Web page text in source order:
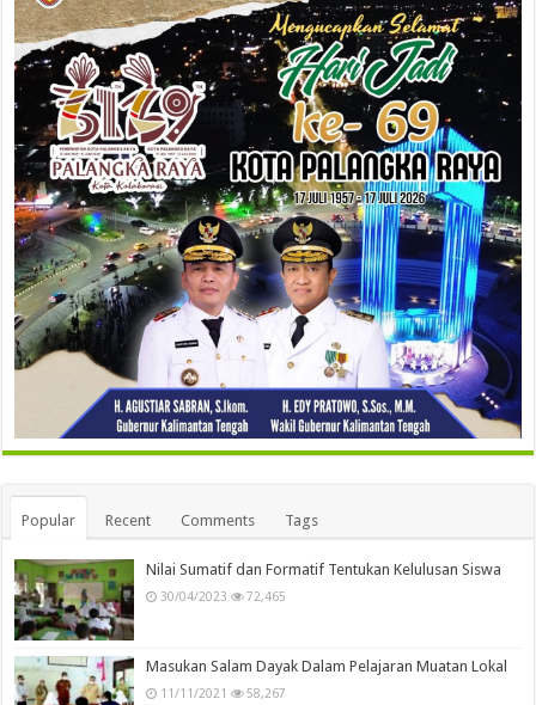
Popular Recent Comments Tags
Nilai Sumatif dan Formatif Tentukan Kelulusan Siswa
30/04/2023 72,465
Masukan Salam Dayak Dalam Pelajaran Muatan Lokal
11/11/2021 58,267